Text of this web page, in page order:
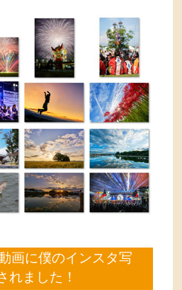
画に僕のインスタ写
れました！